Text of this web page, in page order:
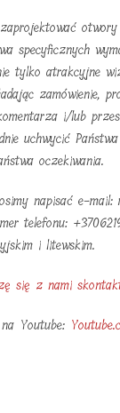
otwory
specyficznych
tylko atrakcyjne
zamówienie,
i/lub
uchwycić
oczekiwania.
napisać e-mail:
telefonu:
i litewskim.
się z nami
Youtube: